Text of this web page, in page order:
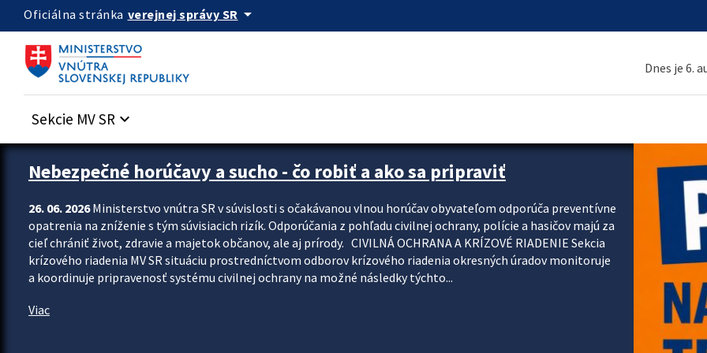
Preskocit na hlavný obsah
Oficiálna stránka verejnej správy SR arrow_drop_down
Dnes je 6.
Sekcie MV SR keyboard_arrow_down
Zastavit automatický posun upútavok
Nebezpečné horúčavy a sucho - čo robiť a ako sa pripraviť
26. 06. 2026Ministerstvo vnútra SR v súvislosti s očakávanou vlnou horúčav obyvateľom odporúča preventívne
opatrenia na zníženie s tým súvisiacich rizík. Odporúčania z pohľadu civilnej ochrany, polície a hasičov majú za
cieľ chrániť život, zdravie a majetok občanov, ale aj prírody. CIVILNÁ OCHRANA A KRÍZOVÉ RIADENIE Sekcia
krízového riadenia MV SR situáciu prostredníctvom odborov krízového riadenia okresných úradov monitoruje
a koordinuje pripravenosť systému civilnej ochrany na možné následky týchto...
Viac